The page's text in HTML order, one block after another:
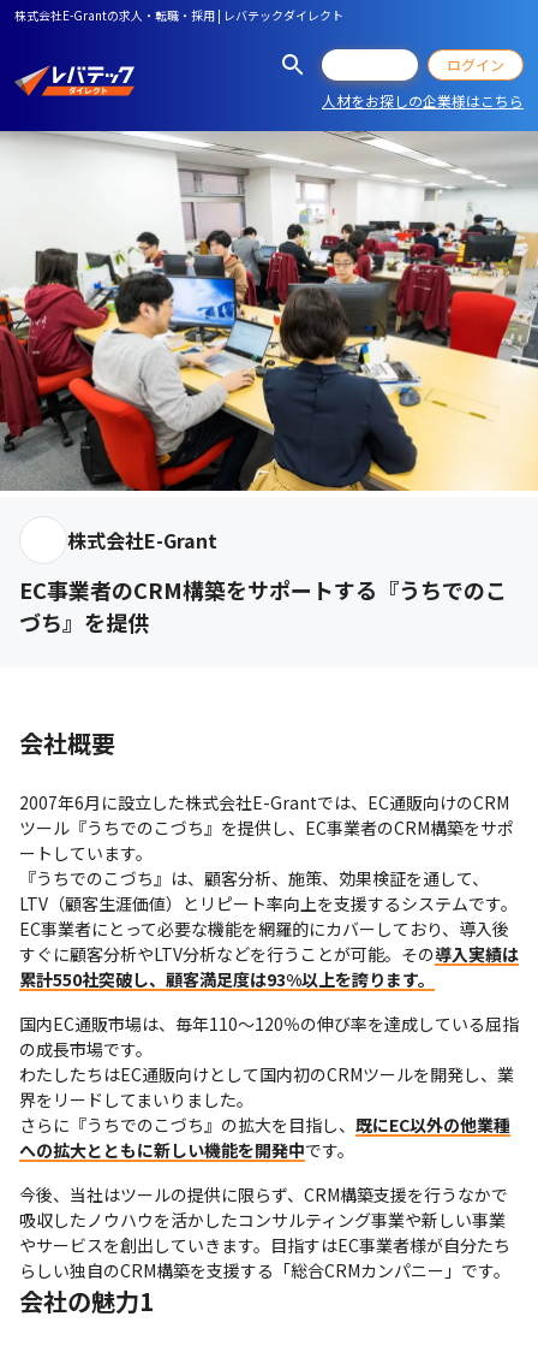
株式会社E-Grantの求人・転職・採用 | レバテックダイレクト
ログイン
人材をお探しの企業様はこちら
株式会社E-Grant
EC事業者のCRM構築をサポートする『うちでのこ
づち』を提供
会社概要
2007年6月に設立した株式会社E-Grantでは、EC通販向けのCRM
ツール『うちでのこづち』を提供し、EC事業者のCRM構築をサポ
ートしています。
『うちでのこづち』は、顧客分析、施策、効果検証を通して、
LTV（顧客生涯価値）とリピート率向上を支援するシステムです。
EC事業者にとって必要な機能を網羅的にカバーしており、導入後
すぐに顧客分析やLTV分析などを行うことが可能。その導入実績は
累計550社突破し、顧客満足度は93%以上を誇ります。
国内EC通販市場は、毎年110～120％の伸び率を達成している屈指
の成長市場です。
わたしたちはEC通販向けとして国内初のCRMツールを開発し、業
界をリードしてまいりました。
さらに『うちでのこづち』の拡大を目指し、 既にEC以外の他業種
への拡大とともに新しい機能を開発中です。
今後、当社はツールの提供に限らず、CRM構築支援を行うなかで
吸収したノウハウを活かしたコンサルティング事業や新しい事業
やサービスを創出していきます。目指すはEC事業者様が自分たち
らしい独自のCRM構築を支援する「総合CRMカンパニー」です。
会社の魅力1